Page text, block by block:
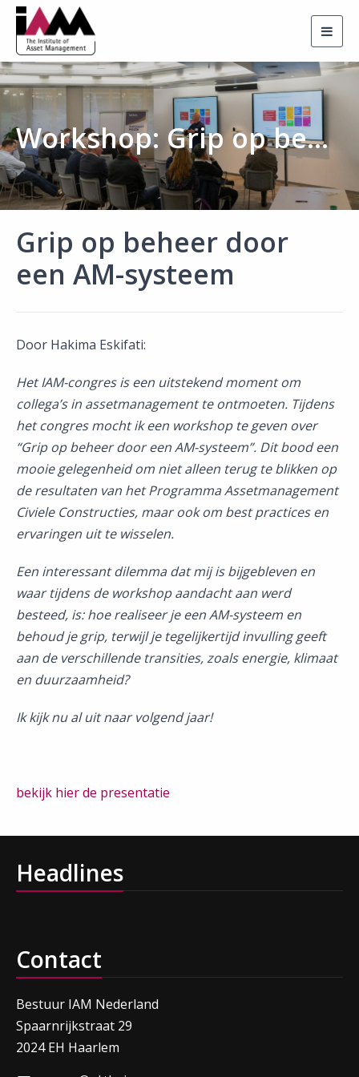
Workshop: Grip op beheer door een AM-systeem
Grip op beheer door
een AM-systeem
Door Hakima Eskifati:
Het IAM-congres is een uitstekend moment om
collega’s in assetmanagement te ontmoeten. Tijdens
het congres mocht ik een workshop te geven over
“Grip op beheer door een AM-systeem”. Dit bood een
mooie gelegenheid om niet alleen terug te blikken op
de resultaten van het Programma Assetmanagement
Civiele Constructies, maar ook om best practices en
ervaringen uit te wisselen.
Een interessant dilemma dat mij is bijgebleven en
waar tijdens de workshop aandacht aan werd
besteed, is: hoe realiseer je een AM-systeem en
behoud je grip, terwijl je tegelijkertijd invulling geeft
aan de verschillende transities, zoals energie, klimaat
en duurzaamheid?
Ik kijk nu al uit naar volgend jaar!
bekijk hier de presentatie
Headlines
Contact
Bestuur IAM Nederland
Spaarnrijkstraat 29
2024 EH Haarlem